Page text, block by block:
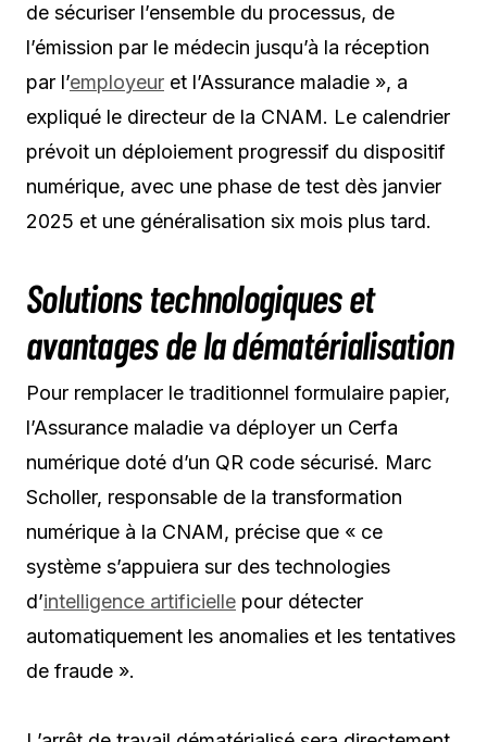
de sécuriser l’ensemble du processus, de
l’émission par le médecin jusqu’à la réception
par l’employeur et l’Assurance maladie », a
expliqué le directeur de la CNAM. Le calendrier
prévoit un déploiement progressif du dispositif
numérique, avec une phase de test dès janvier
2025 et une généralisation six mois plus tard.
Solutions technologiques et
avantages de la dématérialisation
Pour remplacer le traditionnel formulaire papier,
l’Assurance maladie va déployer un Cerfa
numérique doté d’un QR code sécurisé. Marc
Scholler, responsable de la transformation
numérique à la CNAM, précise que « ce
système s’appuiera sur des technologies
d’intelligence artificielle pour détecter
automatiquement les anomalies et les tentatives
de fraude ».